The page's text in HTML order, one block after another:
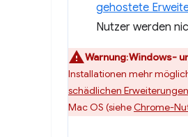
gehostete
Nutzer werden
Warnung:Windows-
Installationen mehr
schädlichen
Mac OS (sieheChrome-